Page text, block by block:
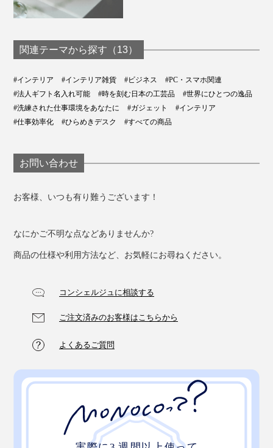
縦の円柱バーは、キーホルダーや指輪などちょっとした
ものを置くスペースになります。
デスクの上に置くだけで、空間に広がりを感じさせてく
れる「スマートフォンスタンド」。自分のスペースを大
関連テーマから探す（13）
#インテリア #インテリア雑貨 #ビジネス
#PC・スマホ関連
#法人ギフト名入れ可能
#時を刻む日本の工芸品
#世界にひとつの逸品
#洗練された仕事環境をあなたに
#ガジェット
#インテリア
#仕事効率化
#ひらめきデスク #すべての商品
お問い合わせ
お客様、いつも有り難うございます！
なにかご不明な点などありませんか?
商品の仕様や利用方法など、お気軽にお尋ねください。
コンシェルジュに相談する
ご注文済みのお客様はこちらから
よくあるご質問